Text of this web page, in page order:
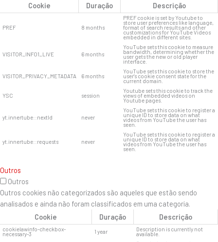
Cookie
Duração Descrição
PREF 8 months
PREF cookie is set by Youtube to
store user preferences like language,
format of search results and other
customizations for YouTube Videos
embedded in different sites.
VISITOR_INFO1_LIVE 6 months
YouTube sets this cookie to measure
bandwidth, determining whether the
user gets the new or old player
interface.
VISITOR_PRIVACY_METADATA 6 months
YouTube sets this cookie to store the
user's cookie consent state for the
current domain.
YSC session
Youtube sets this cookie to track the
views of embedded videos on
Youtube pages.
yt.innertube::nextId never
YouTube sets this cookie to register a
unique ID to store data on what
videos from YouTube the user has
seen.
yt.innertube::requests never
YouTube sets this cookie to register a
unique ID to store data on what
videos from YouTube the user has
seen.
Outros
Outros
Outros cookies não categorizados são aqueles que estão sendo
analisados ​​e ainda não foram classificados em uma categoria.
Cookie
Duração Descrição
cookielawinfo-checkbox-
necessary-3 1 year Description is currently not
available.